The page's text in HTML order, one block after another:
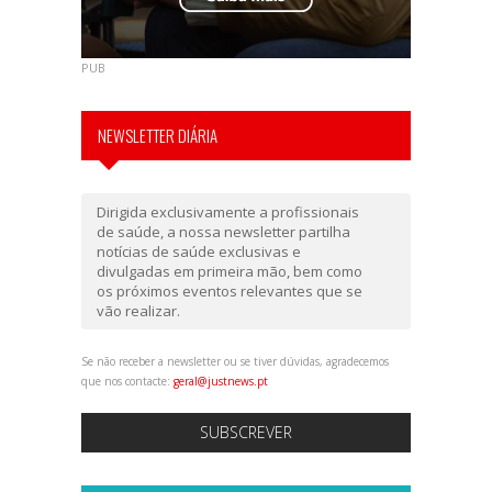
PUB
NEWSLETTER DIÁRIA
Dirigida exclusivamente a profissionais
de saúde, a nossa newsletter partilha
notícias de saúde exclusivas e
divulgadas em primeira mão, bem como
os próximos eventos relevantes que se
vão realizar.
Se não receber a newsletter ou se tiver dúvidas, agradecemos
que nos contacte: geral@justnews.pt
SUBSCREVER